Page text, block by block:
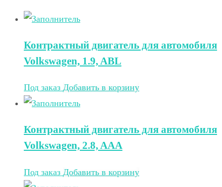
Контрактный двигатель для автомобиля
Volkswagen, 1.9, ABL
Под заказ Добавить в корзину
Контрактный двигатель для автомобиля
Volkswagen, 2.8, AAA
Под заказ Добавить в корзину